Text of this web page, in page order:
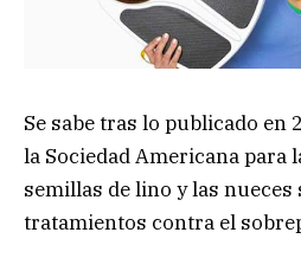
Se sabe tras lo publicado en
la Sociedad Americana para
semillas de lino y las nueces
tratamientos contra el